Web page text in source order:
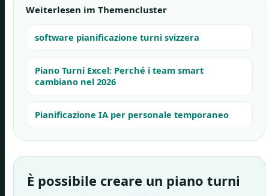
Weiterlesen im Themencluster
software pianificazione turni svizzera
Piano Turni Excel: Perché i team smart
cambiano nel 2026
Pianificazione IA per personale temporaneo
È possibile creare un piano turni